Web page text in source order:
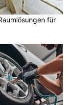
für